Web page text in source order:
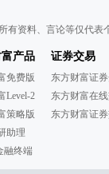
有资料、言论等仅代
产品
免费版
Level-2
策略版
助理
融终端
证券交易
东方财富证
东方财富在
东方财富证